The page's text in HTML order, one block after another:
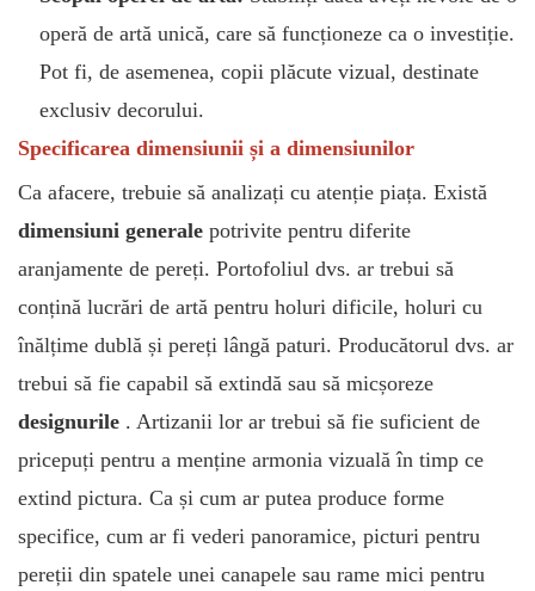
operă de artă unică, care să funcționeze ca o investiție.
Pot fi, de asemenea, copii plăcute vizual, destinate
exclusiv decorului.
Specificarea dimensiunii și a dimensiunilor
Ca afacere, trebuie să analizați cu atenție piața. Există
dimensiuni generale potrivite pentru diferite
aranjamente de pereți. Portofoliul dvs. ar trebui să
conțină lucrări de artă pentru holuri dificile, holuri cu
înălțime dublă și pereți lângă paturi. Producătorul dvs. ar
trebui să fie capabil să extindă sau să micșoreze
designurile . Artizanii lor ar trebui să fie suficient de
pricepuți pentru a menține armonia vizuală în timp ce
extind pictura. Ca și cum ar putea produce forme
specifice, cum ar fi vederi panoramice, picturi pentru
pereții din spatele unei canapele sau rame mici pentru